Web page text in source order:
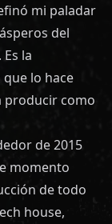
mi paladar
del
la
lo hace
producir como
de 2015
momento
de todo
house,